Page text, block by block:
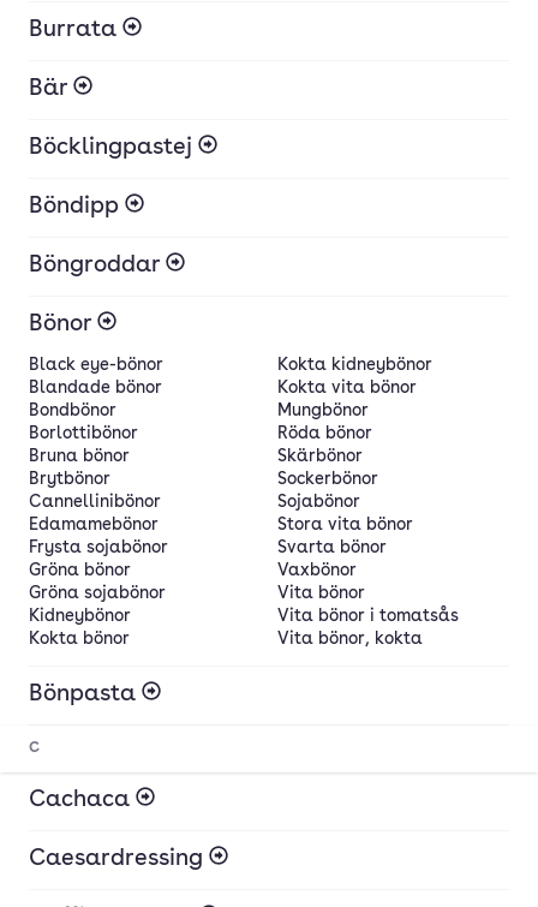
Burrata
Bär
Böcklingpastej
Böndipp
Böngroddar
Bönor
Black eye-bönor
Blandade bönor
Bondbönor
Borlottibönor
Bruna bönor
Brytbönor
Cannellinibönor
Edamamebönor
Frysta sojabönor
Gröna bönor
Gröna sojabönor
Kidneybönor
Kokta bönor
Kokta kidneybönor
Kokta vita bönor
Mungbönor
Röda bönor
Skärbönor
Sockerbönor
Sojabönor
Stora vita bönor
Svarta bönor
Vaxbönor
Vita bönor
Vita bönor i tomatsås
Vita bönor, kokta
Bönpasta
C
Cachaca
Caesardressing